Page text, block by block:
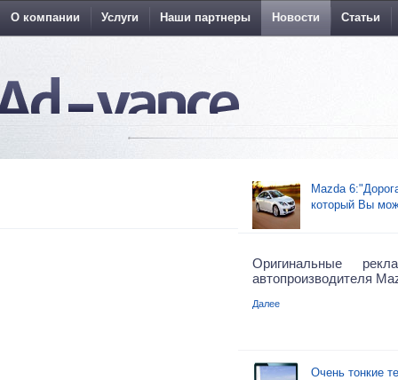
О компании Услуги Наши партнеры Новости Статьи
Mazda
который Вы
Оригинальные
автопроизводителя
Далее
Очень тонкие